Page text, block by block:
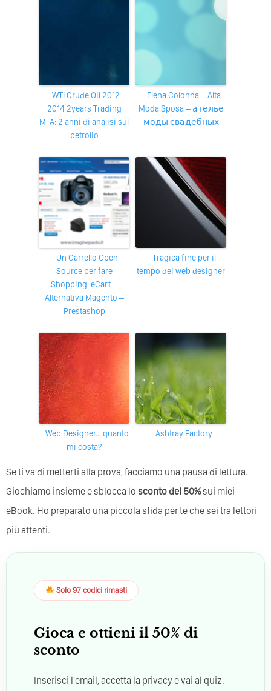
WTI Crude Oil 2012-
2014 2years Trading
MTA: 2 anni di analisi sul
petrolio
Elena Colonna – Alta
Moda Sposa – ателье
моды свадебных
Un Carrello Open
Source per fare
Shopping: eCart –
Alternativa Magento –
Prestashop
tragica fine per il
tempo dei web designer
Web Designer… quanto
mi costa?
Ashtray Factory
Se ti va di metterti alla prova, facciamo una pausa di lettura.
Giochiamo insieme e sblocca lo sconto del 50%sui miei
eBook. Ho preparato una piccola sfida per te che sei tra lettori
più attenti.
Solo 97 codici rimasti
Gioca e ottieni il 50% di
sconto
Inserisci l'email, accetta la privacy e vai al quiz.